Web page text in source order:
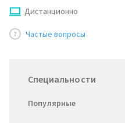
Дистанционно
Частые вопросы
Специальности
Популярные